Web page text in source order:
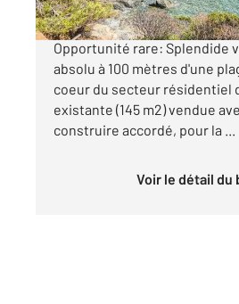
La Croix Valmer -Gigaro.
Opportunité rare: Splendide
absolu à 100 mètres d'une
coeur du secteur résidentiel
existante (145 m2) vendue
construire accordé, pour la ...
Voir le détail du